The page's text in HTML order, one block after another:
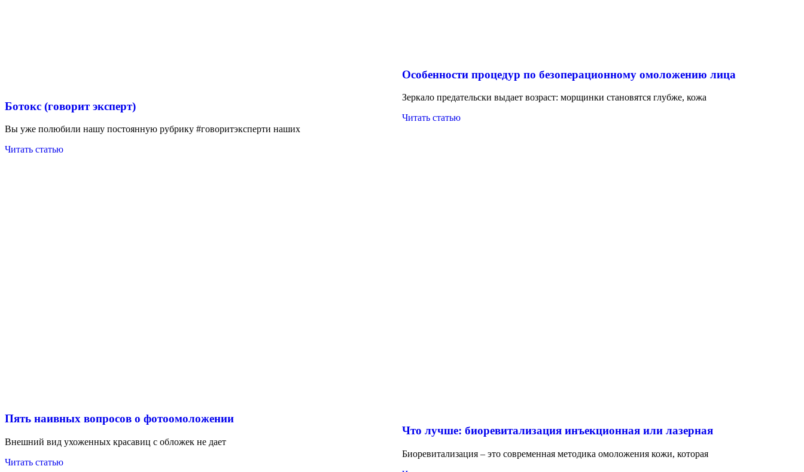
Ботокс (говорит эксперт)
Вы уже полюбили нашу постоянную рубрику #говоритэксперти наших
Читать статью
Особенности процедур по безоперационному омоложению лица
Зеркало предательски выдает возраст: морщинки становятся глубже, кожа
Читать статью
Пять наивных вопросов о фотоомоложении
Внешний вид ухоженных красавиц с обложек не дает
Читать статью
Что лучше: биоревитализация инъекционная или лазерная
Биоревитализация – это современная методика омоложения кожи, которая